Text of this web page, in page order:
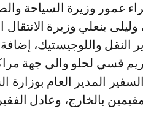
عمور وزيرة السياحة
بنعلي وزيرة الانتقال
النقل واللوجيستيك،
قسي لحلو والي جهة
المدير العام بوزارة
بالخارج، وعادل